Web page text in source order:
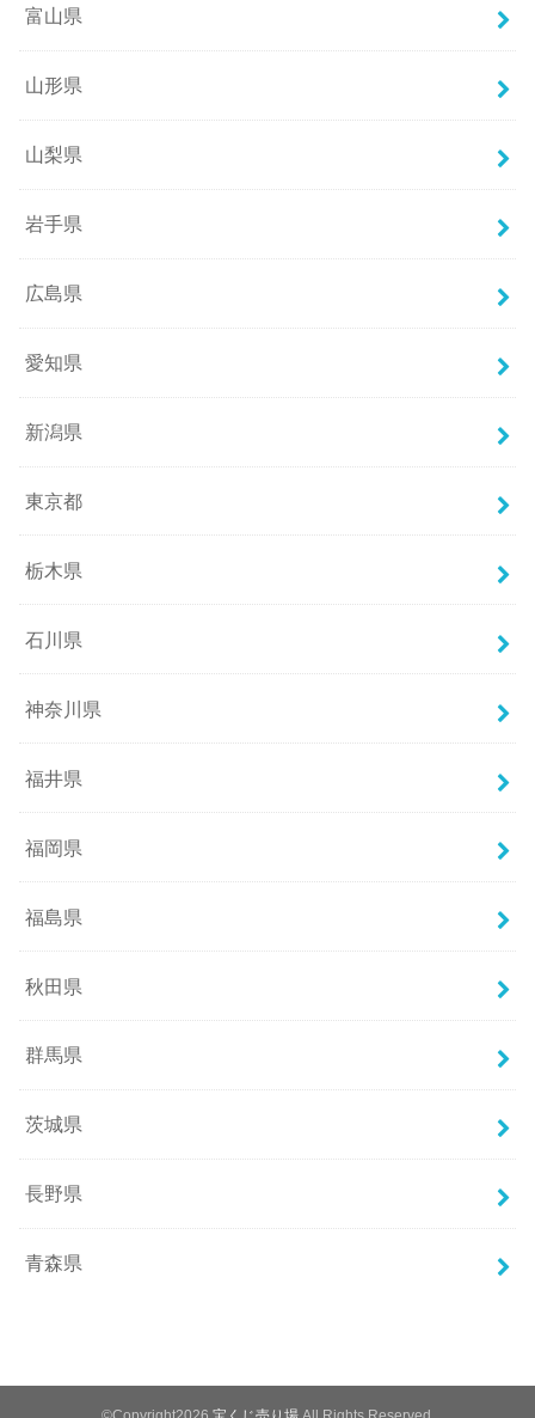
富山県
山形県
山梨県
岩手県
広島県
愛知県
新潟県
東京都
栃木県
石川県
神奈川県
福井県
福岡県
福島県
秋田県
群馬県
茨城県
長野県
青森県